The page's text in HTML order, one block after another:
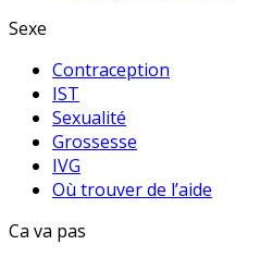
Sexe
Contraception
IST
Sexualité
Grossesse
IVG
Où trouver de l’aide
Ca va pas